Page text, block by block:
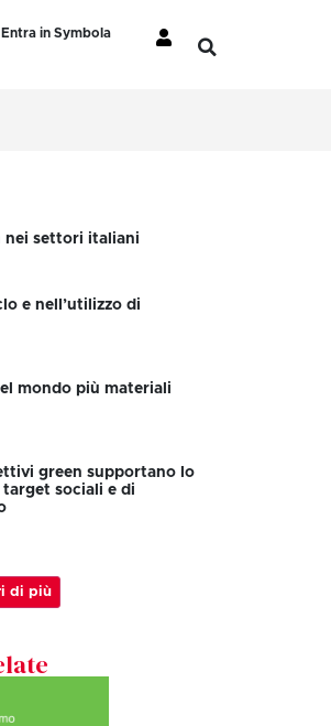
Entra in Symbola
nei settori italiani
e nell’utilizzo di
mondo più materiali
green supportano lo
sociali e di
di più